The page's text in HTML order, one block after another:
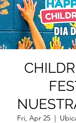
Fri, Apr 25
  |